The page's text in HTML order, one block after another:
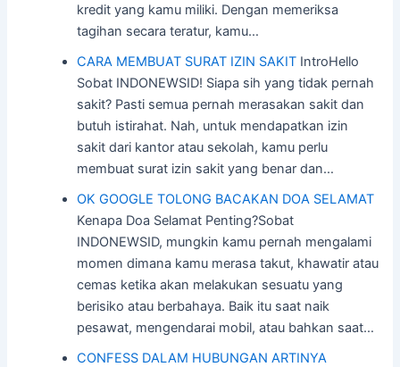
kredit yang kamu miliki. Dengan memeriksa
tagihan secara teratur, kamu…
CARA MEMBUAT SURAT IZIN SAKIT IntroHello
Sobat INDONEWSID! Siapa sih yang tidak pernah
sakit? Pasti semua pernah merasakan sakit dan
butuh istirahat. Nah, untuk mendapatkan izin
sakit dari kantor atau sekolah, kamu perlu
membuat surat izin sakit yang benar dan…
OK GOOGLE TOLONG BACAKAN DOA SELAMAT
Kenapa Doa Selamat Penting?Sobat
INDONEWSID, mungkin kamu pernah mengalami
momen dimana kamu merasa takut, khawatir atau
cemas ketika akan melakukan sesuatu yang
berisiko atau berbahaya. Baik itu saat naik
pesawat, mengendarai mobil, atau bahkan saat…
CONFESS DALAM HUBUNGAN ARTINYA